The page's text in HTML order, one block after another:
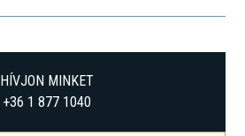
HÍVJON MINKET
+36 1 877 1040